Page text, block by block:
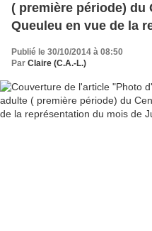
( première période) du Centre Culturel de Metz
Queuleu en vue de la représentation du mois de
Juin
Publié le 30/10/2014 à 08:50
Par Claire (C.A.-L.)